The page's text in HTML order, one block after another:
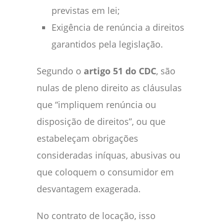
previstas em lei;
Exigência de renúncia a direitos
garantidos pela legislação.
Segundo o artigo 51 do CDC, são
nulas de pleno direito as cláusulas
que “impliquem renúncia ou
disposição de direitos”, ou que
estabeleçam obrigações
consideradas iníquas, abusivas ou
que coloquem o consumidor em
desvantagem exagerada.
No contrato de locação, isso